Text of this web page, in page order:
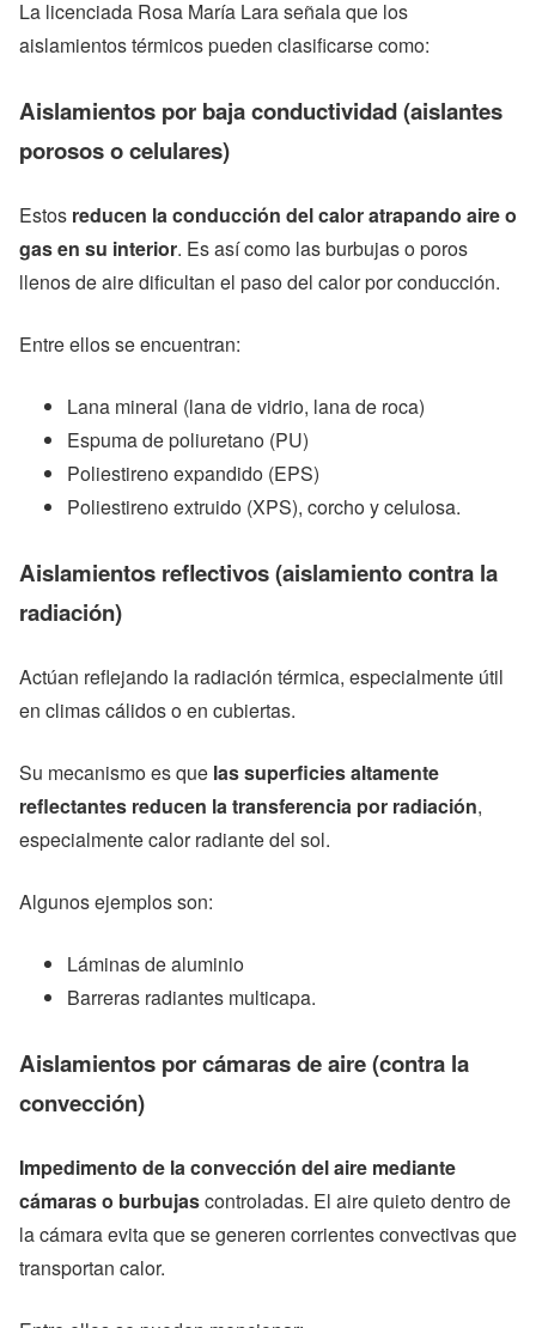
La licenciada Rosa María Lara señala que los
aislamientos térmicos pueden clasificarse como:
Aislamientos por baja conductividad (aislantes
porosos o celulares)
Estos reducen la conducción del calor atrapando aire o
gas en su interior. Es así como las burbujas o poros
llenos de aire dificultan el paso del calor por conducción.
Entre ellos se encuentran:
Lana mineral (lana de vidrio, lana de roca)
Espuma de poliuretano (PU)
Poliestireno expandido (EPS)
Poliestireno extruido (XPS), corcho y celulosa.
Aislamientos reflectivos (aislamiento contra la
radiación)
Actúan reflejando la radiación térmica, especialmente útil
en climas cálidos o en cubiertas.
Su mecanismo es que las superficies altamente
reflectantes reducen la transferencia por radiación,
especialmente calor radiante del sol.
Algunos ejemplos son:
Láminas de aluminio
Barreras radiantes multicapa.
Aislamientos por cámaras de aire (contra la
convección)
Impedimento de la convección del aire mediante
cámaras o burbujascontroladas. El aire quieto dentro de
la cámara evita que se generen corrientes convectivas que
transportan calor.